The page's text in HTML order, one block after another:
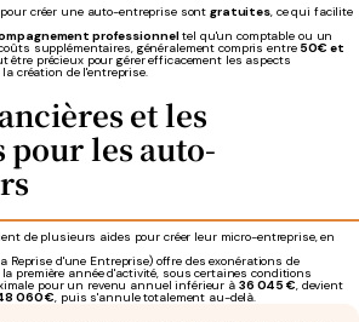
créer une auto-entreprise sontgratuites, ce qui facilite
professionneltel qu'un comptable ou un
supplémentaires, généralement compris entre 50€ et
être précieux pour gérer efficacement les aspects
création de l'entreprise.
et les
pour les auto-
de plusieurs aides pour créer leur micro-entreprise, en
Reprise d'une Entreprise) offre des exonérations de
première année d'activité, sous certaines conditions
pour un revenu annuel inférieur à 36 045 €, devient
060 €, puis s'annule totalement au-delà.